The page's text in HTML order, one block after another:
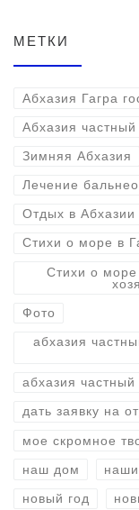
МЕТКИ
Абхазия Гагра
Абхазия частный
Зимняя Абхазия
Лечение
Отдых в Абхазии
Стихи о море в
Стихи о море
Фото
абхазия
абхазия частный
дать заявку на
мое скромное
наш дом наши
новый год